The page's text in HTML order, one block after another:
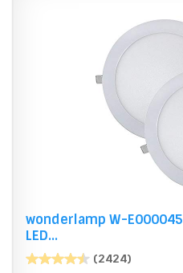
wonderlamp W-
LED...
(2424)